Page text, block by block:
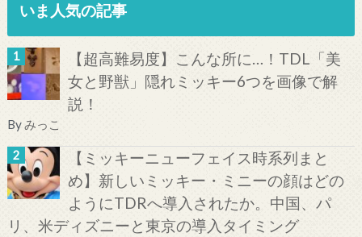
いま人気の記事
【超高難易度】こんな所に…！TDL「美
女と野獣」隠れミッキー6つを画像で解
説！
Byみっこ
【ミッキーニューフェイス時系列まと
め】新しいミッキー・ミニーの顔はどの
ようにTDRへ導入されたか。中国、パ
リ、米ディズニーと東京の導入タイミング